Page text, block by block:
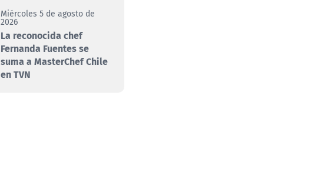
Miércoles 5 de agosto de
2026
La reconocida chef
Fernanda Fuentes se
suma a MasterChef Chile
en TVN